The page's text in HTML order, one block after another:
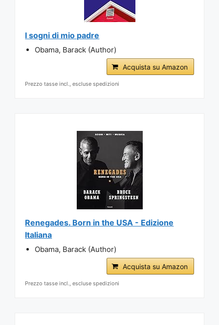
I sogni di mio padre
Obama, Barack (Author)
Acquista su Amazon
Prezzo tasse incl., escluse spedizioni
Renegades. Born in the USA - Edizione
Italiana
Obama, Barack (Author)
Acquista su Amazon
Prezzo tasse incl., escluse spedizioni